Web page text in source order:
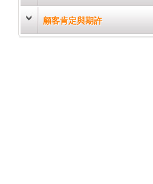
顧客肯定與期許